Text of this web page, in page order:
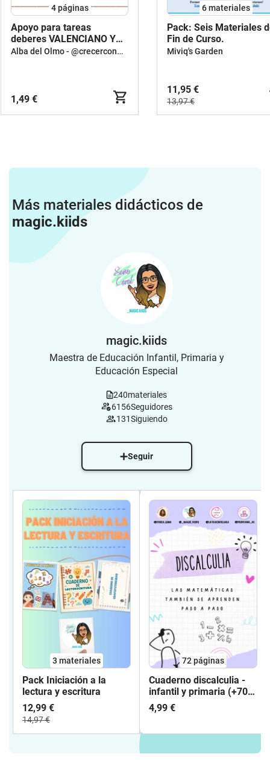
4páginas
Apoyo para tareas
deberes VALENCIANO Y
CASTELLANO
Alba del Olmo - @crecerconAlba
1,49 €
6 materiales
Pack: Seis Materiales
Fin de Curso.
Miviq's Garden
11,95 €
13,97 €
Más materiales didácticos de
magic.kiids
magic.kiids
Maestra de Educación Infantil, Primaria y
Educación Especial
240materiales
6156Seguidores
131Siguiendo
Seguir
3 materiales
Pack Iniciación a la
lectura y escritura
12,99 €
14,97 €
72páginas
Cuaderno discalculia -
infantil y primaria (+70
páginas)
4,99 €